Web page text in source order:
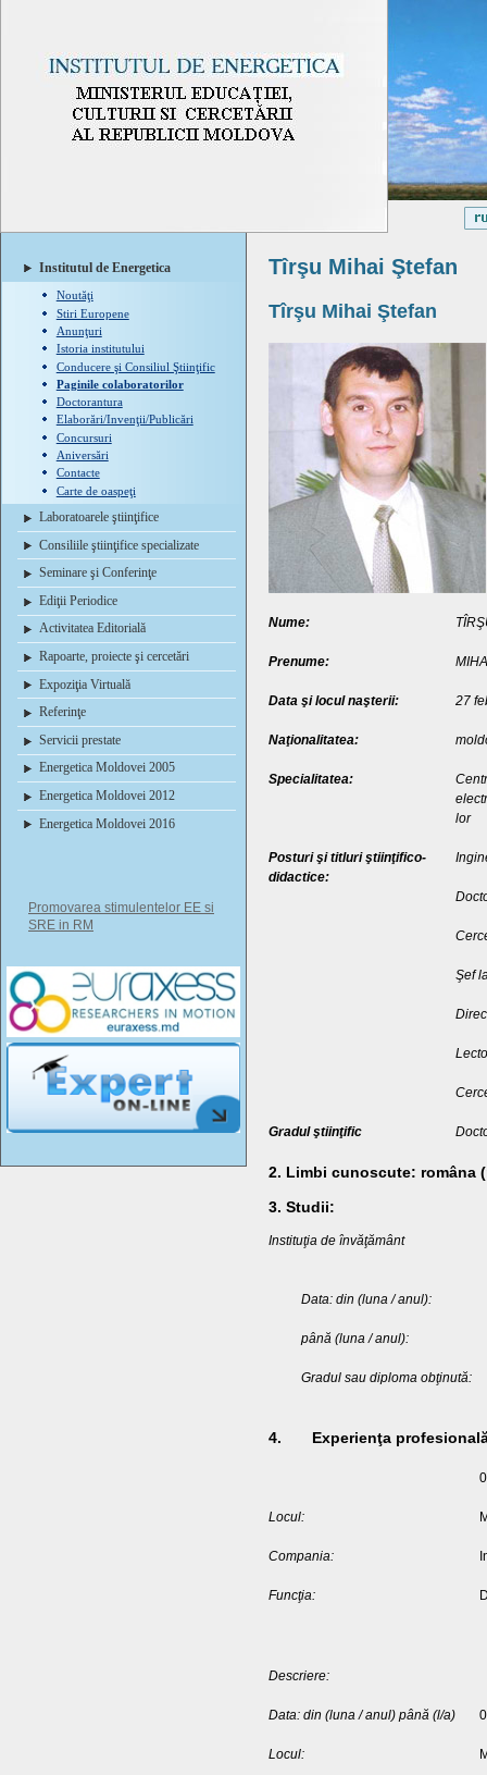
Institutul de Energetica
Noutăţi
Stiri Europene
Anunţuri
Istoria institutului
Conducere şi Consiliul Ştiinţific
Paginile colaboratorilor
Doctorantura
Elaborări/Invenţii/Publicări
Concursuri
Aniversări
Contacte
Carte de oaspeţi
Laboratoarele ştiinţifice
Consiliile ştiinţifice specializate
Seminare şi Conferinţe
Ediţii Periodice
Activitatea Editorială
Rapoarte, proiecte şi cercetări
Expoziţia Virtuală
Referinţe
Servicii prestate
Energetica Moldovei 2005
Energetica Moldovei 2012
Energetica Moldovei 2016
Promovarea stimulentelor EE si
SRE in RM
Tîrşu Mihai Ştefan
Tîrşu Mihai Ştefan
Nume:
Prenume:
Data şi locul naşterii: 27
Naţionalitatea:
Specialitatea:
lor
Posturi şi titluri ştiinţifico-
didactice:
Şef
Gradul ştiinţific
2. Limbi cunoscute: româna
3. Studii:
Instituţia de învăţământ
Data: din (luna / anul):
până (luna / anul):
Gradul sau diploma obţinută:
4. Experienţa
Locul:
Compania:
Funcţia:
Descriere:
Data: din (luna / anul) până (l/a)
Locul: